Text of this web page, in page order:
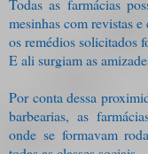
Todas as farmácias
mesinhas com revistas
os remédios solicitados
E ali surgiam as
Por conta dessa
barbearias, as
onde se formavam